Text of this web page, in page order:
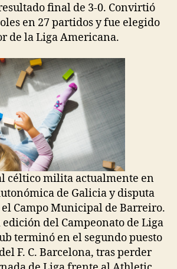
final de 3-0. Convirtió
en 27 partidos y fue elegido
de la Liga Americana.
céltico milita actualmente en
de Galicia y disputa
el Campo Municipal de Barreiro.
del Campeonato de Liga
terminó en el segundo puesto
F. C. Barcelona, tras perder